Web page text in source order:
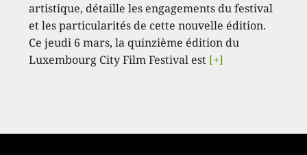
artistique, détaille les engagements du festival
et les particularités de cette nouvelle édition.
Ce jeudi 6 mars, la quinzième édition du
Luxembourg City Film Festival est [+]